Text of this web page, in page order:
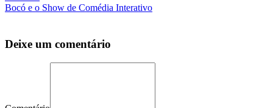
Bocó e o Show de Comédia Interativo
Deixe um comentário